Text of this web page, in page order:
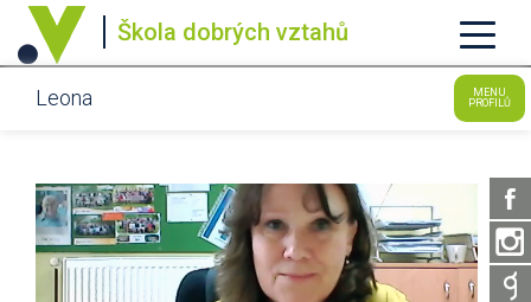
Škola dobrých vztahů
Leona
MENU
PROFILŮ